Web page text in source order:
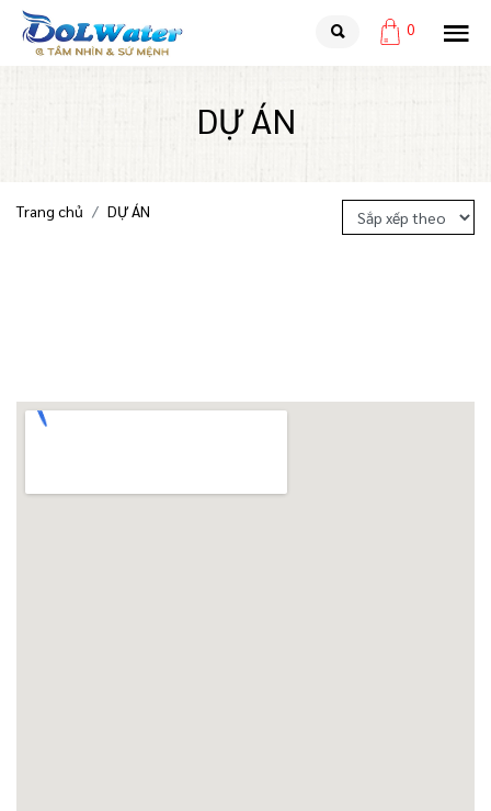
0
DỰ ÁN
Trang chủ DỰ ÁN